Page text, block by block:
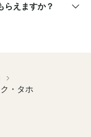
らえますか？
・タホ